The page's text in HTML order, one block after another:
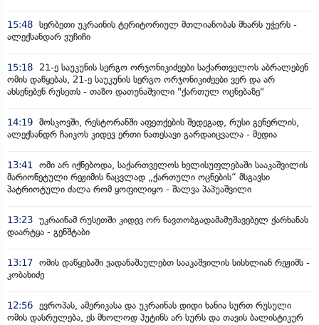
15:48 სერბეთი უკრაინის ტერიტორიულ მთლიანობას მხარს უჭერს -
ალექსანდარ ვუჩიჩი
15:18
21-ე საუკუნის სერგო ორჯონიკიძეები საქართველოს აბრალებენ
ომის დაწყებას, 21-ე საუკუნის სერგო ორჯონიკიძეები ვერ და არ
ახსენებენ რუსეთს - თაზო დათუნაშვილი "ქართულ ოცნებაზე"
14:19 მოსკოვში, რესტორანში აფეთქების შედეგად, რუსი გენერლის,
ალექსანდრ ჩაიკოს კიდევ ერთი ნათესავი გარდაიცვალა - მედია
13:41
ომი არ იქნებოდა, საქართველოს ხელისუფლებაში სააკაშვილის
მარიონეტული რეჟიმის ნაცვლად „ქართული ოცნების“ მსგავსი
პატრიოტული ძალა რომ ყოფილიყო - შალვა პაპუაშვილი
13:23 უკრაინამ რუსეთში კიდევ ორ ნავთობგადამამუშავებელ ქარხანას
დაარტყა - გენშტაბი
13:17 ომის დაწყებაში ვადანაშაულებთ სააკაშვილის სისხლიან რეჟიმს -
კობახიძე
12:56 ევროპას, ამერიკასა და უკრაინას დიდი ხანია სურთ რუსული
ომის დასრულება, ეს მხოლოდ პუტინს არ სურს და თავის ბალისტიკურ